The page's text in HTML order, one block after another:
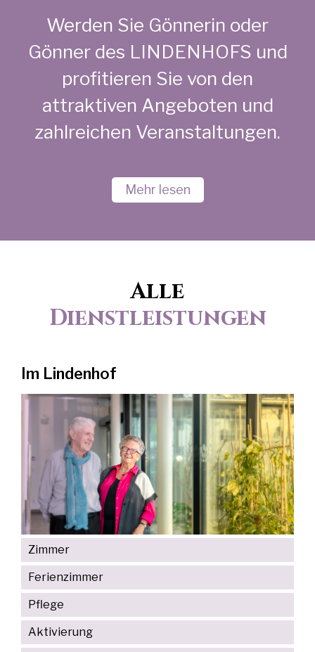
Werden Sie Gönnerin oder
Gönner des LINDENHOFS und
profitieren Sie von den
attraktiven Angeboten und
zahlreichen Veranstaltungen.
Mehr lesen
Alle
Dienstleistungen
Im Lindenhof
Zimmer
Ferienzimmer
Pflege
Aktivierung